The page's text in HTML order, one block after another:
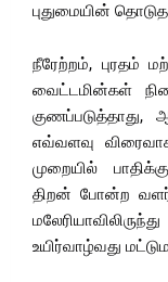
புதுமையின்
நீரேற்றம், புரதம்
வைட்டமின்கள்
எவ்வளவு
முறையில்
திறன் போன்ற
உயிர்வாழ்வது